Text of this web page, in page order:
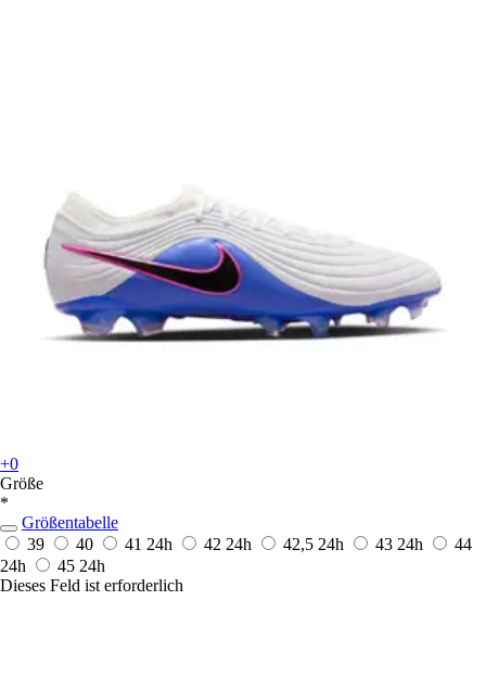
+0
Größe
*
Größentabelle
39
40 41 24h 42 24h 42,5 24h 43 24h
44
24h
45 24h
Dieses Feld ist erforderlich